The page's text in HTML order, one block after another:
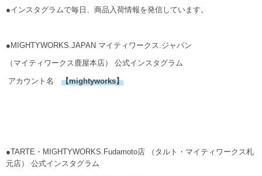
●インスタグラムで毎日、商品入荷情報を発信しています。
●MIGHTYWORKS.JAPAN マイティワークス.ジャパン
（マイティワークス鹿屋本店） 公式インスタグラム
アカウント名 【mightyworks】
●TARTE・MIGHTYWORKS.Fudamoto店 （タルト・マイティワークス札
元店） 公式インスタグラム